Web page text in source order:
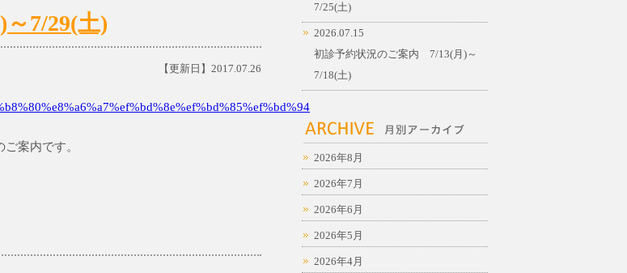
7/29(土)
【更新日】2017.07.26
案内です。
7/25(土)
2026.07.15
初診予約状況のご案内 7/13(月)～
7/18(土)
2026年8月
2026年7月
2026年6月
2026年5月
2026年4月